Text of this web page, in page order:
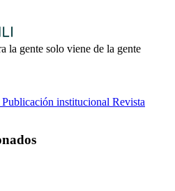
la gente solo viene de la gente
Publicación institucional Revista